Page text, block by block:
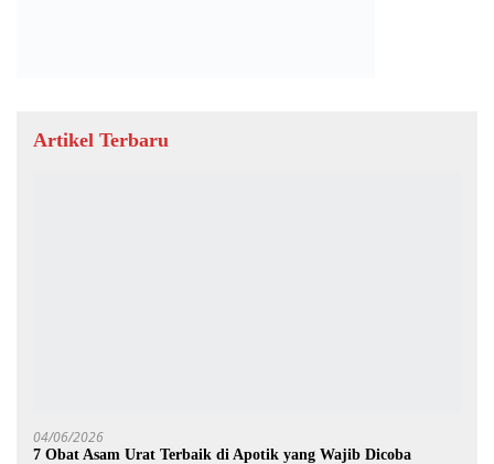
Artikel Terbaru
04/06/2026
7 Obat Asam Urat Terbaik di Apotik yang Wajib Dicoba